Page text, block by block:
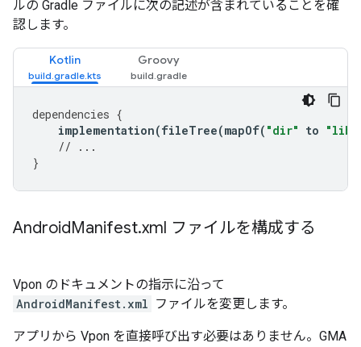
ルの Gradle ファイルに次の記述が含まれていることを確
認します。
Kotlin Groovy
dependencies {
implementation(fileTree(mapOf( "dir" to
// ...
}
AndroidManifest.xml ファイルを構成する
Vpon のドキュメントの指示に沿って
AndroidManifest.xml ファイルを変更します。
アプリから Vpon を直接呼び出す必要はありません。 GMA